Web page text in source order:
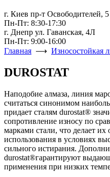
г. Киев пр-т Освободителей, 5
Пн-Пт: 8:30-17:30
г. Днепр ул. Гаванская, 4Л
Пн-Пт: 9:00-16:00
Главная ⟶ Износостойкая
DUROSTAT
Наподобие алмаза, линия
считаться синонимом
придает сталям durostat®
сопротивление износу по
марками стали, что делает
использования в условиях
сильного истирания.
durostat®гарантируют
применения при низких